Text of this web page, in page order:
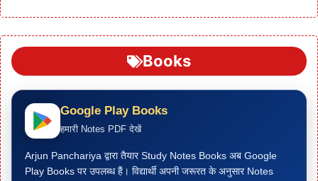
Books
Google Play Books
हमारी Notes PDF देखें
Arjun Panchariya द्वारा तैयार Study Notes Books अब Google
Play Books पर उपलब्ध हैं। विद्यार्थी अपनी जरूरत के अनुसार Notes